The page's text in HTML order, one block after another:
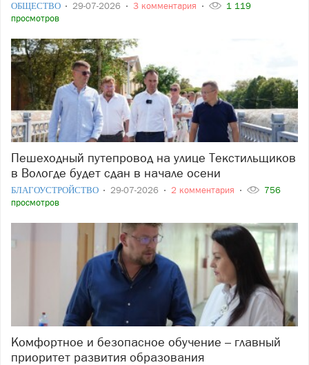
ОБЩЕСТВО 29-07-2026 3 комментария
1 119
просмотров
Пешеходный путепровод на улице Текстильщиков
в Вологде будет сдан в начале осени
БЛАГОУСТРОЙСТВО 29-07-2026 2 комментария
756
просмотров
Комфортное и безопасное обучение – главный
приоритет развития образования